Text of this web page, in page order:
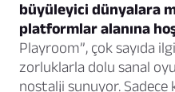
büyüleyici dünyalara
platformlar alanına
Playroom”, çok sayıda
zorluklarla dolu sanal
nostalji sunuyor. Sadece